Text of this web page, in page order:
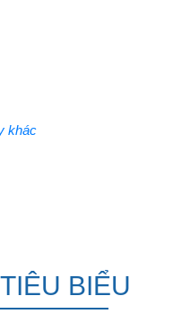
khác
BIỂU